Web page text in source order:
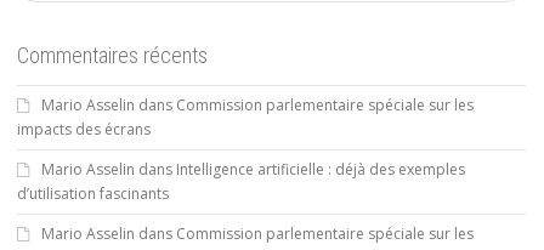
Commentaires récents
Mario Asselin dans Commission parlementaire spéciale sur les
impacts des écrans
Mario Asselin dans Intelligence artificielle : déjà des exemples
d’utilisation fascinants
Mario Asselin dans Commission parlementaire spéciale sur les